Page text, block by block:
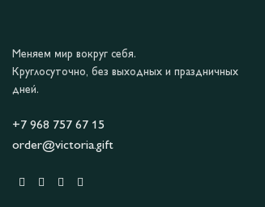
Меняем мир вокруг себя.
Круглосуточно, без выходных и праздничных
дней.
+7 968 757 67 15
order@victoria.gift